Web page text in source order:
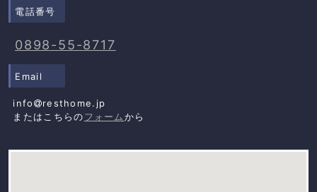
電話番号
0898-55-8717
Email
info
resthome.jp
またはこちらのフォーム から